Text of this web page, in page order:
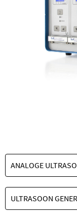
ANALOGE
ULTRASOON